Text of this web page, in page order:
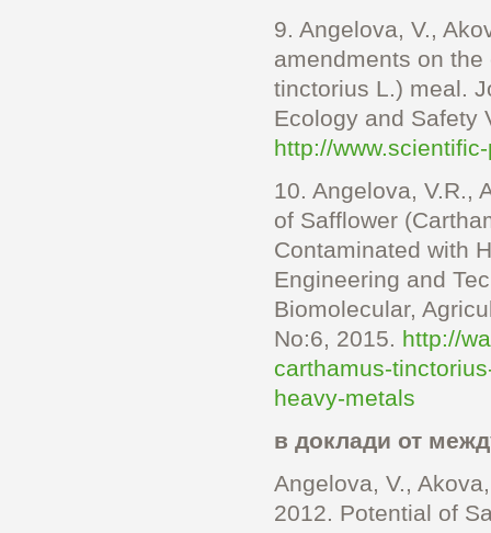
9. Angelova, V.,
amendments on
tinctorius L.) meal.
Ecology and Safety
http://
10. Angelova, V.R.,
of Safflower
Contaminated with
Engineering and
Biomolecular,
No:6, 2015. http://
carthamus-
heavy-metals
в доклади от
Angelova, V.,
2012. Potential of